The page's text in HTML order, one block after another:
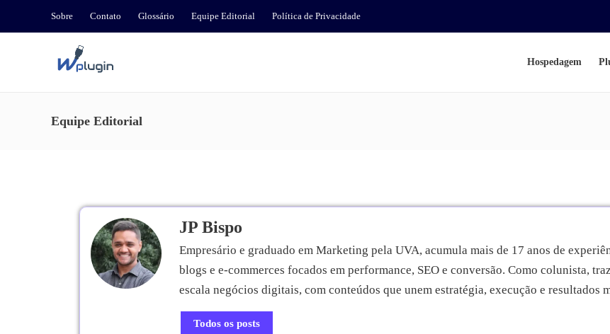
Sobre Contato Glossário Equipe Editorial Política de Privacidade
Hospedagem
Equipe Editorial
JP Bispo
Empresário e graduado em Marketing pela UVA, acumula mais de 17 anos de
blogs e e-commerces focados em performance, SEO e conversão. Como colunista,
escala negócios digitais, com conteúdos que unem estratégia, execução e resultados
Todos os posts